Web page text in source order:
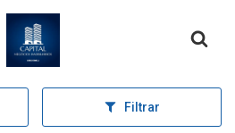
Página inicial
Filtrar